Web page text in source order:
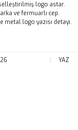
logo astar.
ve fermuarlı cep.
metal logo yazısı detayı.
: YAZ